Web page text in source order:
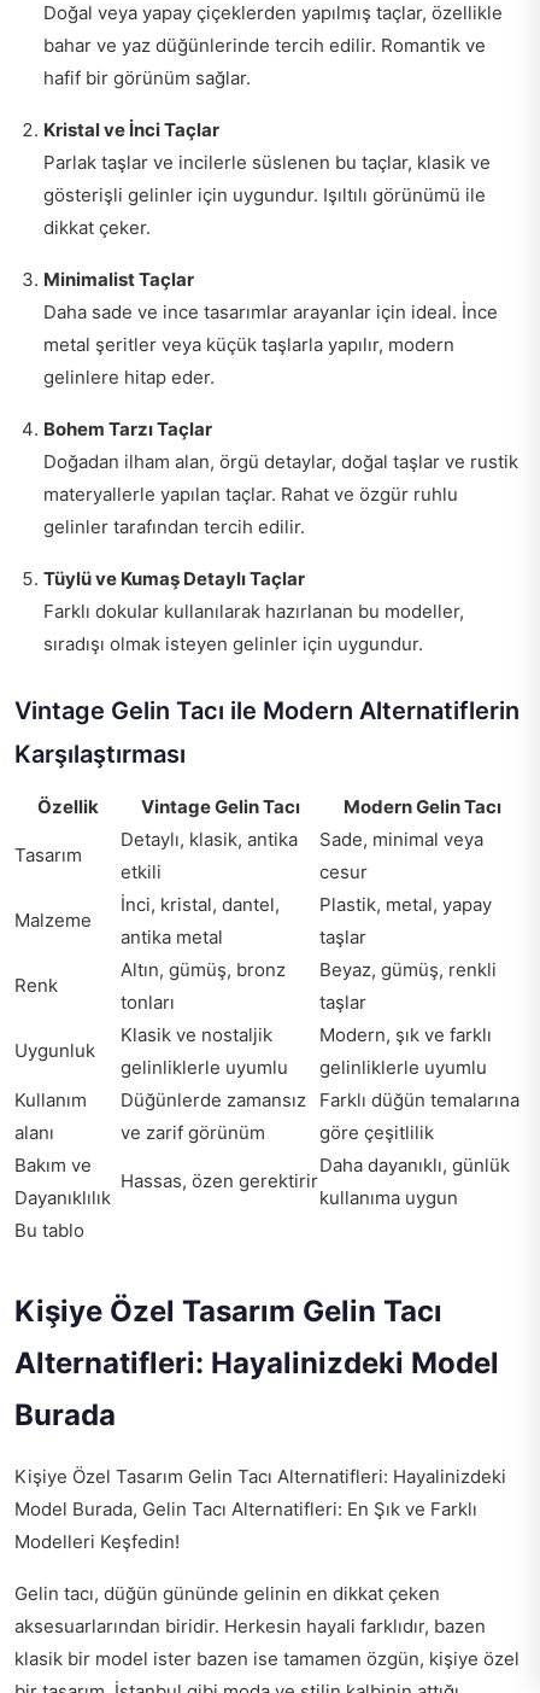
Doğal veya yapay çiçeklerden yapılmış taçlar, özellikle
bahar ve yaz düğünlerinde tercih edilir. Romantik ve
hafif bir görünüm sağlar.
Kristal ve İnci Taçlar
Parlak taşlar ve incilerle süslenen bu taçlar, klasik ve
gösterişli gelinler için uygundur. Işıltılı görünümü ile
dikkat çeker.
Minimalist Taçlar
Daha sade ve ince tasarımlar arayanlar için ideal. İnce
metal şeritler veya küçük taşlarla yapılır, modern
gelinlere hitap eder.
Bohem Tarzı Taçlar
Doğadan ilham alan, örgü detaylar, doğal taşlar ve rustik
materyallerle yapılan taçlar. Rahat ve özgür ruhlu
gelinler tarafından tercih edilir.
Tüylü ve Kumaş Detaylı Taçlar
Farklı dokular kullanılarak hazırlanan bu modeller,
sıradışı olmak isteyen gelinler için uygundur.
Vintage Gelin Tacı ile Modern Alternatiflerin
Karşılaştırması
Özellik Vintage Gelin Tacı Modern Gelin Tacı
Tasarım
Detaylı, klasik, antika
etkili
Sade, minimal veya
cesur
Malzeme
İnci, kristal, dantel,
antika metal
Plastik, metal, yapay
taşlar
Renk
Altın, gümüş, bronz
tonları
Beyaz, gümüş, renkli
taşlar
Uygunluk
Klasik ve nostaljik
gelinliklerle uyumlu
Modern, şık ve farklı
gelinliklerle uyumlu
Kullanım
alanı
Düğünlerde zamansız
ve zarif görünüm
Farklı düğün temalarına
göre çeşitlilik
Bakım ve
Dayanıklılık
Hassas, özen gerektirir
Daha dayanıklı, günlük
kullanıma uygun
Bu tablo
Kişiye Özel Tasarım Gelin Tacı
Alternatifleri: Hayalinizdeki Model
Burada
Kişiye Özel Tasarım Gelin Tacı Alternatifleri: Hayalinizdeki
Model Burada, Gelin Tacı Alternatifleri: En Şık ve Farklı
Modelleri Keşfedin!
Gelin tacı, düğün gününde gelinin en dikkat çeken
aksesuarlarından biridir. Herkesin hayali farklıdır, bazen
klasik bir model ister bazen ise tamamen özgün, kişiye özel